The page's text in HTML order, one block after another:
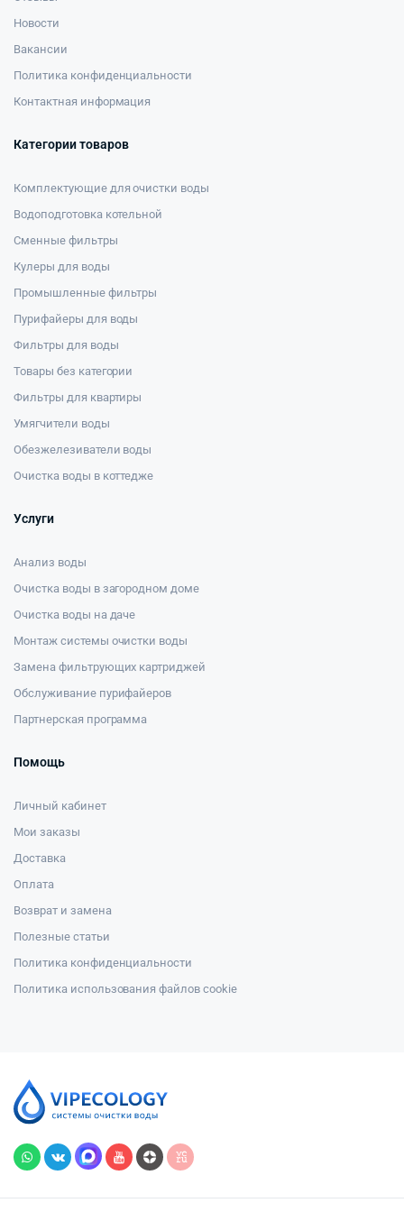
Новости
Вакансии
Политика конфиденциальности
Контактная информация
Категории товаров
Комплектующие для очистки воды
Водоподготовка котельной
Сменные фильтры
Кулеры для воды
Промышленные фильтры
Пурифайеры для воды
Фильтры для воды
Товары без категории
Фильтры для квартиры
Умягчители воды
Обезжелезиватели воды
Очистка воды в коттедже
Услуги
Анализ воды
Очистка воды в загородном доме
Очистка воды на даче
Монтаж системы очистки воды
Замена фильтрующих картриджей
Обслуживание пурифайеров
Партнерская программа
Помощь
Личный кабинет
Мои заказы
Доставка
Оплата
Возврат и замена
Полезные статьи
Политика конфиденциальности
Политика использования файлов cookie